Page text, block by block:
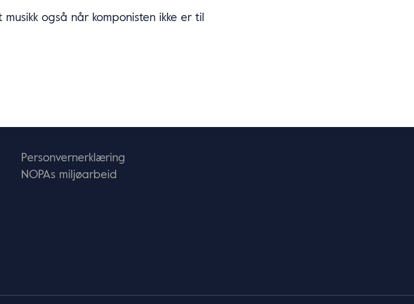
også når komponisten ikke er til
Personvernerklæring
NOPAs miljøarbeid